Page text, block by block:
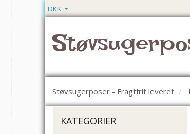
DKK
Støvsugerposer - Fragtfrit leveret
KATEGORIER